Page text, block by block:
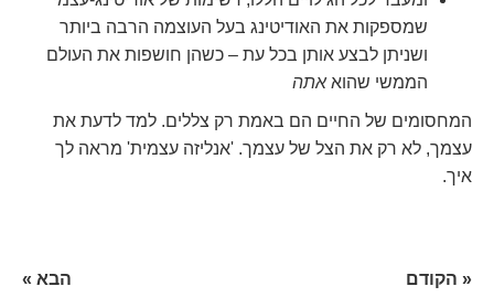
שמספקות את האודיטינג בעל העוצמה הרבה ביותר
ושניתן לבצע אותן בכל עת – כשהן חושפות את העולם
הממשי שהואאתה
המחסומים של החיים הם באמת רק צללים. למד לדעת את
עצמך, לא רק את הצל של עצמך. 'אנליזה עצמית' מראה לך
איך.
« הקודם הבא »